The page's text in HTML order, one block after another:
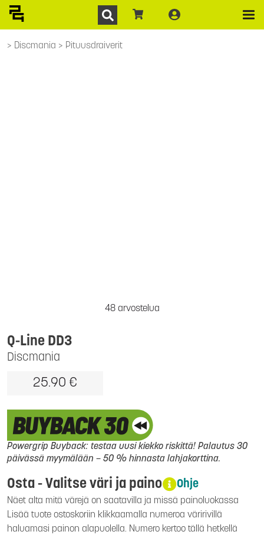
Discmania Pituusdraiverit
48 arvostelua
Discmania
Q-Line DD3
25.90 €
Powergrip Buyback: testaa uusi kiekko riskittä! Palautus 30
päivässä myymälään – 50 % hinnasta lahjakorttina.
Osta - Valitse väri ja paino Ohje
Näet alta mitä värejä on saatavilla ja missä painoluokassa
Lisää tuote ostoskoriin klikkaamalla numeroa väririvillä
haluamasi painon alapuolella. Numero kertoo tällä hetkellä